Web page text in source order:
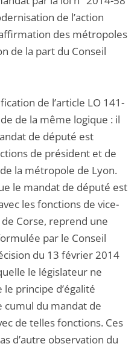
de l’action
des métropoles
de la part du Conseil
de l’article LO 141-
de la même logique : il
de député est
de président et de
la métropole de Lyon.
le mandat de député est
les fonctions de vice-
Corse, reprend une
par le Conseil
du 13 février 2014
le législateur ne
principe d’égalité
du mandat de
de telles fonctions. Ces
d’autre observation du